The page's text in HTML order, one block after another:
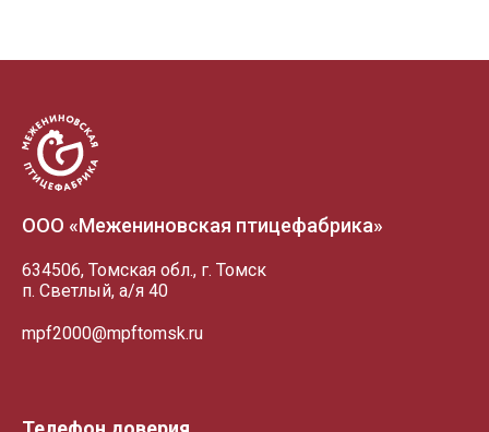
ООО «Межениновская птицефабрика»
634506, Томская обл., г. Томск
п. Светлый, а/я 40
mpf2000@mpftomsk.ru